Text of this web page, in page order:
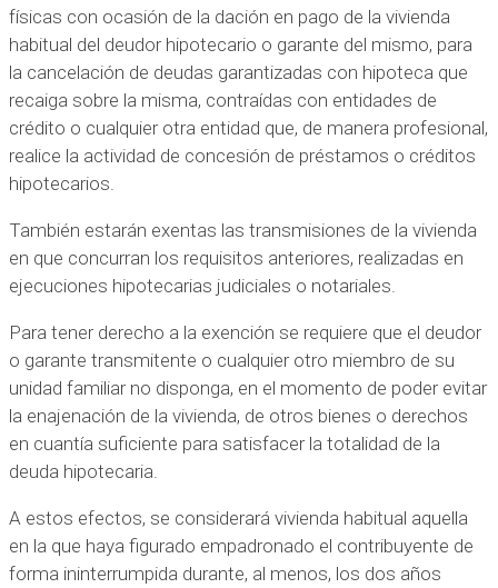
físicas con ocasión de la dación en pago de la vivienda
habitual del deudor hipotecario o garante del mismo, para
la cancelación de deudas garantizadas con hipoteca que
recaiga sobre la misma, contraídas con entidades de
crédito o cualquier otra entidad que, de manera profesional,
realice la actividad de concesión de préstamos o créditos
hipotecarios.
También estarán exentas las transmisiones de la vivienda
en que concurran los requisitos anteriores, realizadas en
ejecuciones hipotecarias judiciales o notariales.
Para tener derecho a la exención se requiere que el deudor
o garante transmitente o cualquier otro miembro de su
unidad familiar no disponga, en el momento de poder evitar
la enajenación de la vivienda, de otros bienes o derechos
en cuantía suficiente para satisfacer la totalidad de la
deuda hipotecaria.
A estos efectos, se considerará vivienda habitual aquella
en la que haya figurado empadronado el contribuyente de
forma ininterrumpida durante, al menos, los dos años